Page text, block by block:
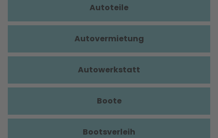
Autoteile
Autovermietung
Autowerkstatt
Boote
Bootsverleih